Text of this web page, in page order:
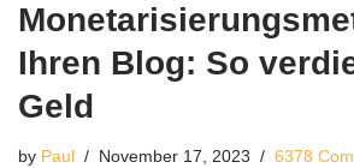
Ihren Blog: So
Geld
by Paul November 17, 2023 6378